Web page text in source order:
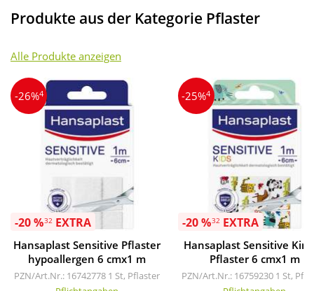
Produkte aus der Kategorie Pflaster
Alle Produkte anzeigen
-26%4
-20 %32EXTRA
Hansaplast Sensitive Pflaster
hypoallergen 6 cmx1 m
PZN/Art.Nr.: 16742778 1 St, Pflaster
-25%4
-20 %32EXTRA
Hansaplast Sensitive
Pflaster 6 cmx1 m
PZN/Art.Nr.: 16759230 1 St,